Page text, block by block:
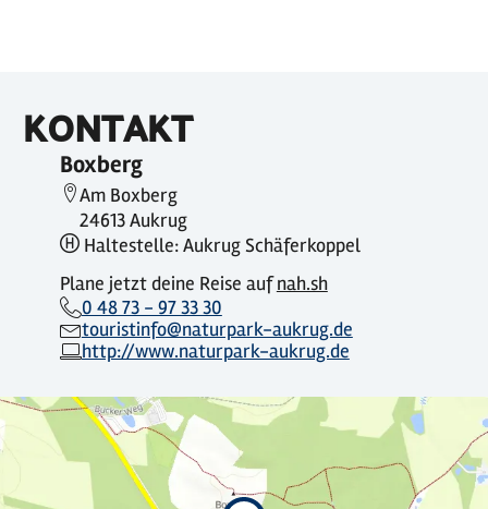
KONTAKT
Boxberg
Am Boxberg
24613 Aukrug
Haltestelle: Aukrug Schäferkoppel
Plane jetzt deine Reise aufnah.sh
0 48 73 - 97 33 30
touristinfo@naturpark-aukrug.de
http://www.naturpark-aukrug.de